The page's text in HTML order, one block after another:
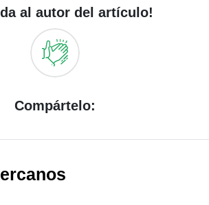
al autor del artículo!
Compártelo: